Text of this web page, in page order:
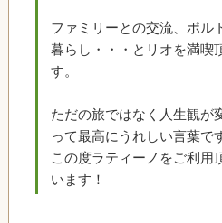
ファミリーとの交流、ポル
暮らし・・・とリオを満喫
す。
ただの旅ではなく人生観が
って最高にうれしい言葉で
この度ラティーノをご利用
います！